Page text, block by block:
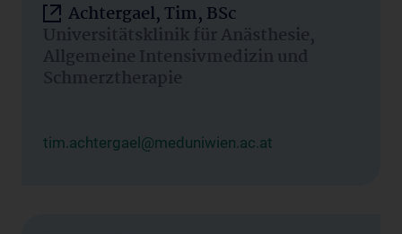
Achtergael, Tim, BSc
Universitätsklinik für Anästhesie,
Allgemeine Intensivmedizin und
Schmerztherapie
tim.achtergael@meduniwien.ac.at